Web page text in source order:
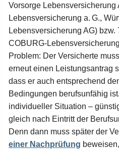
Vorsorge Lebensversicherung
Lebensversicherung a. G.,
Lebensversicherung AG) bzw.
COBURG-
Problem: Der Versicherte
erneut einen Leistungsantrag
dass er auch entsprechend
Bedingungen berufsunfähig
individueller Situation –
gleich nach Eintritt der
Denn dann muss später der
einer Nachprüfung